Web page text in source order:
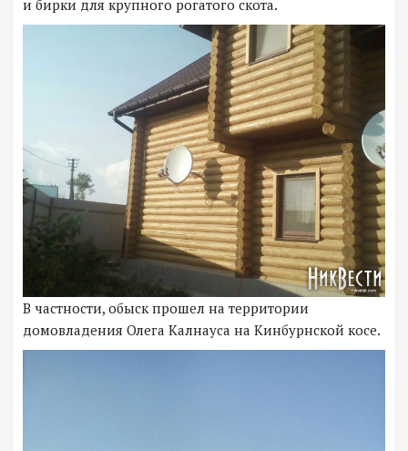
и бирки для крупного рогатого скота.
В частности, обыск прошел на территории
домовладения Олега Калнауса на Кинбурнской косе.